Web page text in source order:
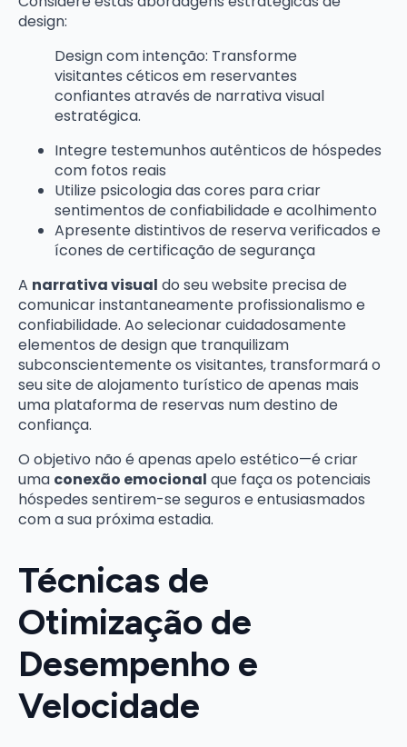
design:
Design com intenção: Transforme
visitantes céticos em reservantes
confiantes através de narrativa visual
estratégica.
Integre testemunhos autênticos de hóspedes
com fotos reais
Utilize psicologia das cores para criar
sentimentos de confiabilidade e acolhimento
Apresente distintivos de reserva verificados e
ícones de certificação de segurança
A narrativa visual do seu website precisa de
comunicar instantaneamente profissionalismo e
confiabilidade. Ao selecionar cuidadosamente
elementos de design que tranquilizam
subconscientemente os visitantes, transformará o
seu site de alojamento turístico de apenas mais
uma plataforma de reservas num destino de
confiança.
O objetivo não é apenas apelo estético—é criar
uma conexão emocional que faça os potenciais
hóspedes sentirem-se seguros e entusiasmados
com a sua próxima estadia.
Técnicas de
Otimização de
Desempenho e
Velocidade